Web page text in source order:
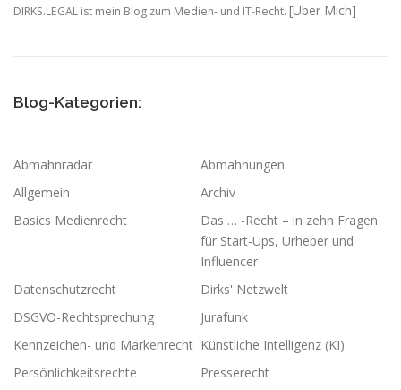
DIRKS.LEGAL ist mein Blog zum Medien- und IT-Recht. [Über Mich]
Blog-Kategorien:
Abmahnradar
Abmahnungen
Allgemein
Archiv
Basics Medienrecht
Das … -Recht – in zehn Fragen
für Start-Ups, Urheber und
Influencer
Datenschutzrecht
Dirks' Netzwelt
DSGVO-Rechtsprechung
Jurafunk
Kennzeichen- und Markenrecht Künstliche Intelligenz (KI)
Persönlichkeitsrechte
Presserecht